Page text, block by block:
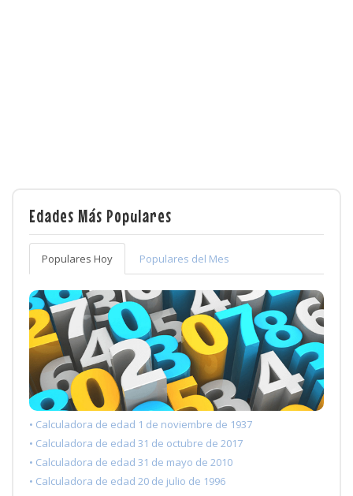
Edades Más Populares
Populares Hoy Populares del Mes
• Calculadora de edad 1 de noviembre de 1937
• Calculadora de edad 31 de octubre de 2017
• Calculadora de edad 31 de mayo de 2010
• Calculadora de edad 20 de julio de 1996